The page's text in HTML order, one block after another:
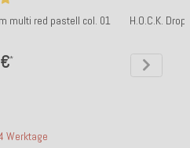
multi red pastell col. 01
*
Werktage
H.O.C.K.